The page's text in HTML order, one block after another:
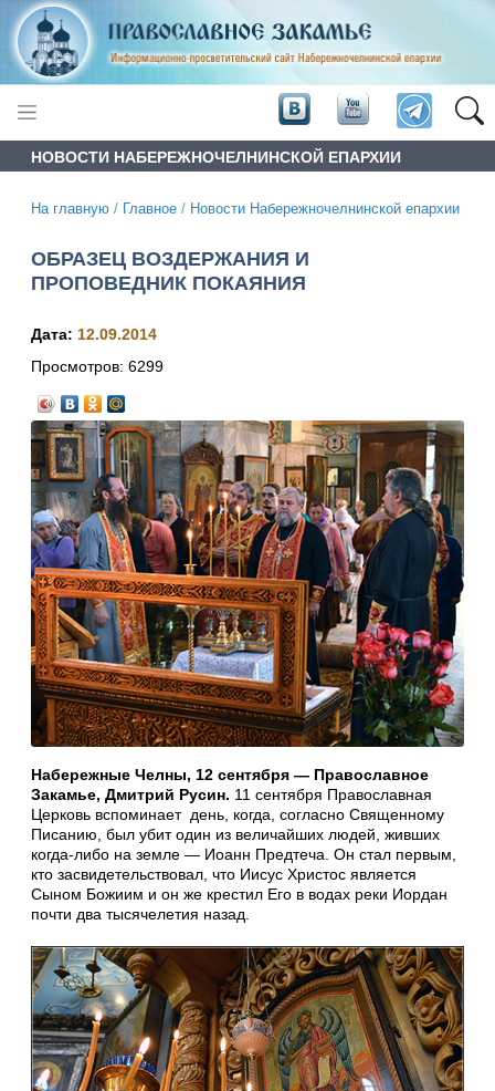
НОВОСТИ НАБЕРЕЖНОЧЕЛНИНСКОЙ ЕПАРХИИ
На главную / Главное / Новости Набережночелнинской епархии
ОБРАЗЕЦ ВОЗДЕРЖАНИЯ И
ПРОПОВЕДНИК ПОКАЯНИЯ
Дата: 12.09.2014
Просмотров: 6299
Набережные Челны, 12 сентября — Православное
Закамье, Дмитрий Русин. 11 сентября Православная
Церковь вспоминает день, когда, согласно Священному
Писанию, был убит один из величайших людей, живших
когда-либо на земле — Иоанн Предтеча. Он стал первым,
кто засвидетельствовал, что Иисус Христос является
Сыном Божиим и он же крестил Его в водах реки Иордан
почти два тысячелетия назад.